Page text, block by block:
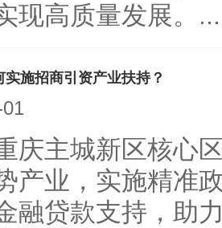
现高质量发展。...
施招商引资产业扶持？
庆主城新区核心
产业，实施精准
融贷款支持，助